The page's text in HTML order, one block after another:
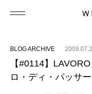
BLOG ARCHIVE
【#0114】
ロ・ディ・パッサ